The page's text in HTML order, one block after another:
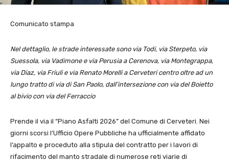
Comunicato stampa
Nel dettaglio, le strade interessate sono via Todi, via Sterpeto, via
Suessola, via Vadimone e via Perusia a Cerenova, via Montegrappa,
via Diaz, via Friuli e via Renato Morelli a Cerveteri centro oltre ad un
lungo tratto di via di San Paolo, dall’intersezione con via del Boietto
al bivio con via del Ferraccio
Prende il via il “Piano Asfalti 2026” del Comune di Cerveteri. Nei
giorni scorsi l’Ufficio Opere Pubbliche ha ufficialmente affidato
l’appalto e proceduto alla stipula del contratto per i lavori di
rifacimento del manto stradale di numerose reti viarie di